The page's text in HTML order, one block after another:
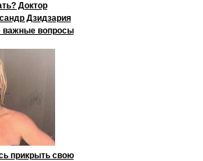
Доктор
Дзидзария
важные вопросы
прикрыть свою